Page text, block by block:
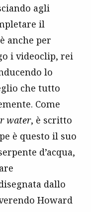
agli
il
anche per
i videoclip, rei
lo
che tutto
Come
water, è scritto
è questo il suo
d’acqua,
dallo
Howard